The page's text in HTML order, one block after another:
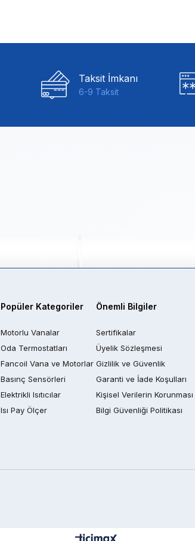
Taksit İmkanı
6-9 Taksit
Popüler Kategoriler
Motorlu Vanalar
Oda Termostatları
Fancoil Vana ve Motorlar
Basınç Sensörleri
Elektrikli Isıtıcılar
Isı Pay Ölçer
Önemli Bilgiler
Sertifikalar
Üyelik Sözleşmesi
Gizlilik ve Güvenlik
Garanti ve İade Koşulları
Kişisel Verilerin Korunması
Bilgi Güvenliği Politikası